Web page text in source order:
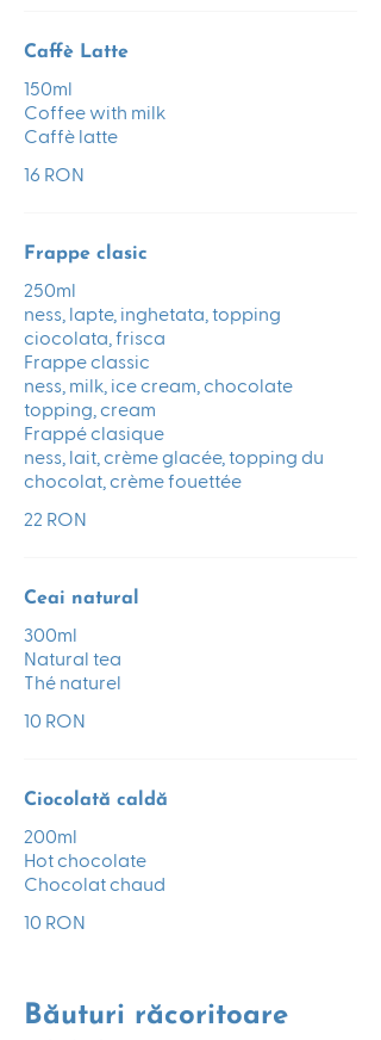
Caffè Latte
150ml
Coffee with milk
Caffè latte
16 RON
Frappe clasic
250ml
ness, lapte, inghetata, topping
ciocolata, frisca
Frappe classic
ness, milk, ice cream, chocolate
topping, cream
Frappé clasique
ness, lait, crème glacée, topping du
chocolat, crème fouettée
22 RON
Ceai natural
300ml
Natural tea
Thé naturel
10 RON
Ciocolată caldă
200ml
Hot chocolate
Chocolat chaud
10 RON
Băuturi răcoritoare